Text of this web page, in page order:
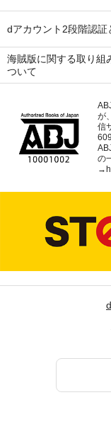
dアカウント2段階認証
海賊版に関する取り組
ついて
が
信
の
→